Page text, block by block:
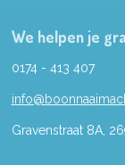
We helpen je
0174 - 413 407
Gravenstraat 8A,